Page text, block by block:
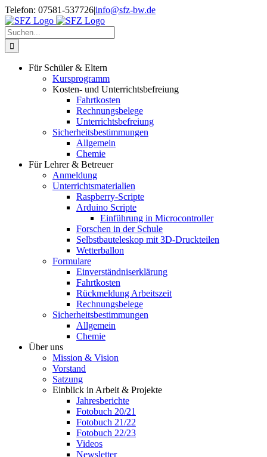
Zum
Inhalt
springen
Telefon: 07581-537726|info@sfz-bw.de
Suche
nach:
Für Schüler & Eltern
Kursprogramm
Kosten- und Unterrichtsbefreiung
Fahrtkosten
Rechnungsbelege
Unterrichtsbefreiung
Sicherheitsbestimmungen
Allgemein
Chemie
Für Lehrer & Betreuer
Anmeldung
Unterrichtsmaterialien
Raspberry-Scripte
Arduino Scripte
Einführung in Microcontroller
Forschen in der Schule
Selbstbauteleskop mit 3D-Druckteilen
Wetterballon
Formulare
Einverständniserklärung
Fahrtkosten
Rückmeldung Arbeitszeit
Rechnungsbelege
Sicherheitsbestimmungen
Allgemein
Chemie
Über uns
Mission & Vision
Vorstand
Satzung
Einblick in Arbeit & Projekte
Jahresberichte
Fotobuch 20/21
Fotobuch 21/22
Fotobuch 22/23
Videos
Newsletter